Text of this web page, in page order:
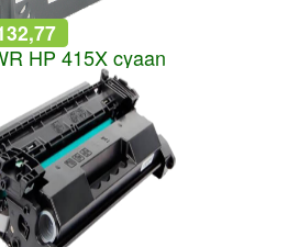
HP 415X cyaan